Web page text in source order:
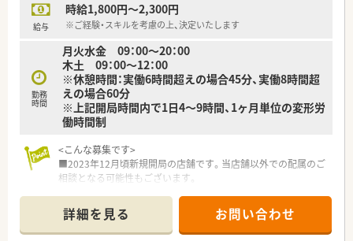
給与
時給1,800円～2,300円
※ご経験・スキルを考慮の上、決定いたします
勤務
時間
月火水金 09：00～20：00
木土 09：00～12：00
※休憩時間：実働6時間超えの場合45分、実働8時間超
えの場合60分
※上記開局時間内で1日4～9時間、1ヶ月単位の変形労
働時間制
<こんな募集です>
■2023年12月頃新規開局の店舗です。当店舗以外での配属のご
相談となる可能性もございます。
■内科・小児科の処方をメインで取り扱います。
■ご経験者の方優遇いたします。
詳細を見る お問い合わせ